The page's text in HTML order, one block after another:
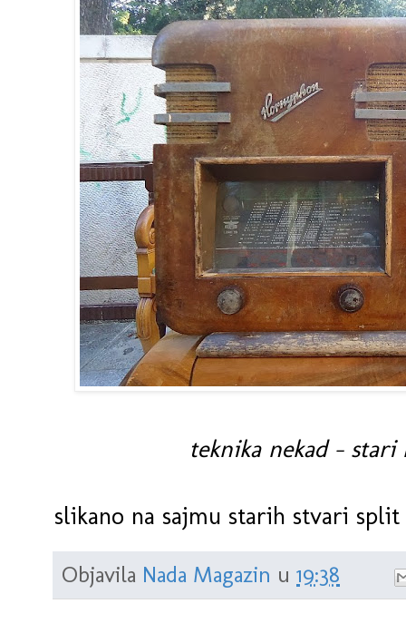
teknika nekad -
slikano na sajmu starih stvari split
Objavila Nada Magazin u 19:38